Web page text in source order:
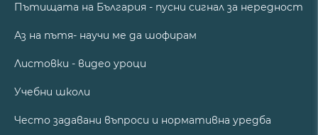
Пътищата на България - пусни сигнал за нередност
Аз на пътя- научи ме да шофирам
Листовки - видео уроци
Учебни школи
Често задавани въпроси и нормативна уредба